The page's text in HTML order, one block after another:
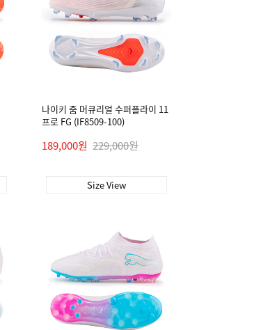
나이키 줌 머큐리얼 수퍼플라이 11
프로 FG (IF8509-100)
189,000원 229,000원
Size View